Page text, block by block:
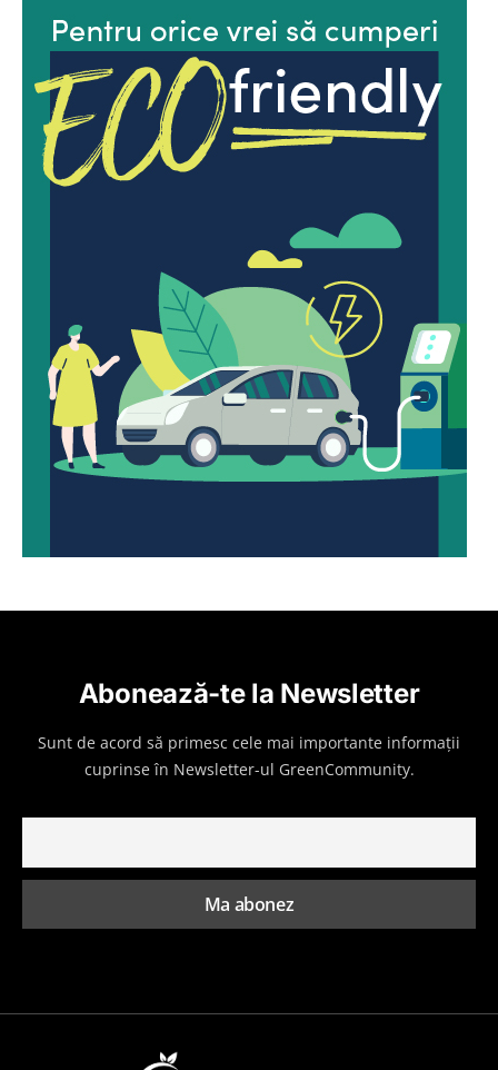
Abonează-te la Newsletter
Sunt de acord să primesc cele mai importante informații
cuprinse în Newsletter-ul GreenCommunity.